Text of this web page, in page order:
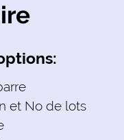
et No de lots